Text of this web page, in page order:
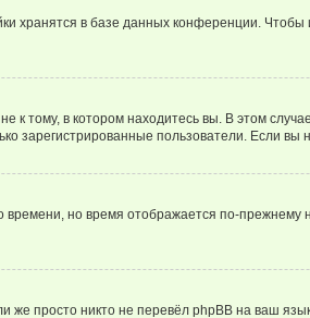
хранятся в базе данных конференции. Чтобы
тому, в котором находитесь вы. В этом
зарегистрированные пользователи. Если
времени, но время отображается по-
просто никто не перевёл phpBB на ваш